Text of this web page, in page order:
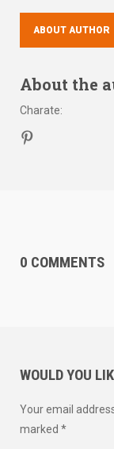
ABOUT AUTHOR
About the
Charate:
0 COMMENTS
WOULD YOU
Your email
marked *